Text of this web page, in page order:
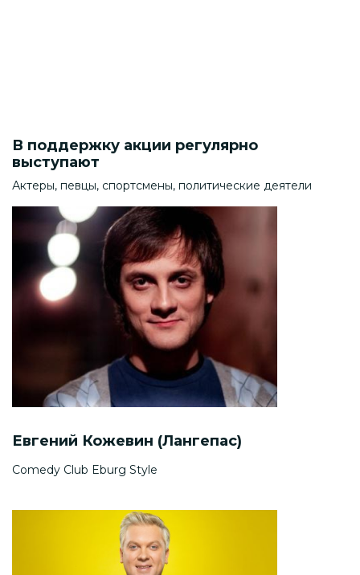
В поддержку акции регулярно
выступают
Актеры, певцы, спортсмены, политические деятели
Евгений Кожевин (Лангепас)
Comedy Club Eburg Style